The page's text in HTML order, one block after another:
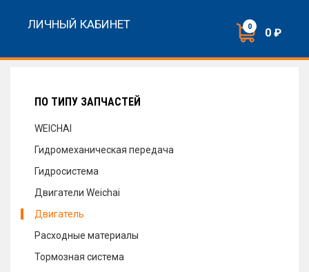
ЛИЧНЫЙ КАБИНЕТ 0 0 ₽
ПО ТИПУ ЗАПЧАСТЕЙ
WEICHAI
Гидромеханическая передача
Гидросистема
Двигатели Weichai
Двигатель
Расходные материалы
Тормозная система